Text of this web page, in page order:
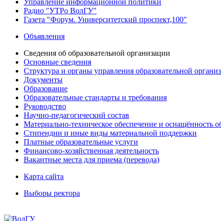
Управление информационной политики
Радио "УТРо ВолГУ"
Газета "Форум. Университетский проспект,100"
Объявления
Сведения об образовательной организации
Основные сведения
Структура и органы управления образовательной
Документы
Образование
Образовательные стандарты и требования
Руководство
Научно-педагогический состав
Материально-техническое обеспечение и оснащённость
Стипендии и иные виды материальной поддержки
Платные образовательные услуги
Финансово-хозяйственная деятельность
Вакантные места для приема (перевода)
Карта сайта
Выборы ректора